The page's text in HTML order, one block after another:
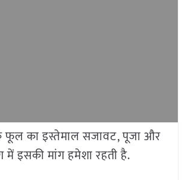
फूल का इस्तेमाल सजावट, पूजा और
में इसकी मांग हमेशा रहती है.